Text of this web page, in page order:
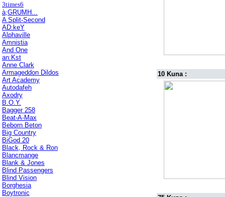
3times6
à;GRUMH...
A Split-Second
AD:keY
Alphaville
Amnistia
And One
an:Kst
Anne Clark
Armageddon Dildos
Art Academy
Autodafeh
Axodry
B.O.Y.
Bagger 258
Beat-A-Max
Beborn Beton
Big Country
BiGod 20
Black, Rock & Ron
Blancmange
Blank & Jones
Blind Passengers
Blind Vision
Borghesia
Boytronic
10 Kuna :